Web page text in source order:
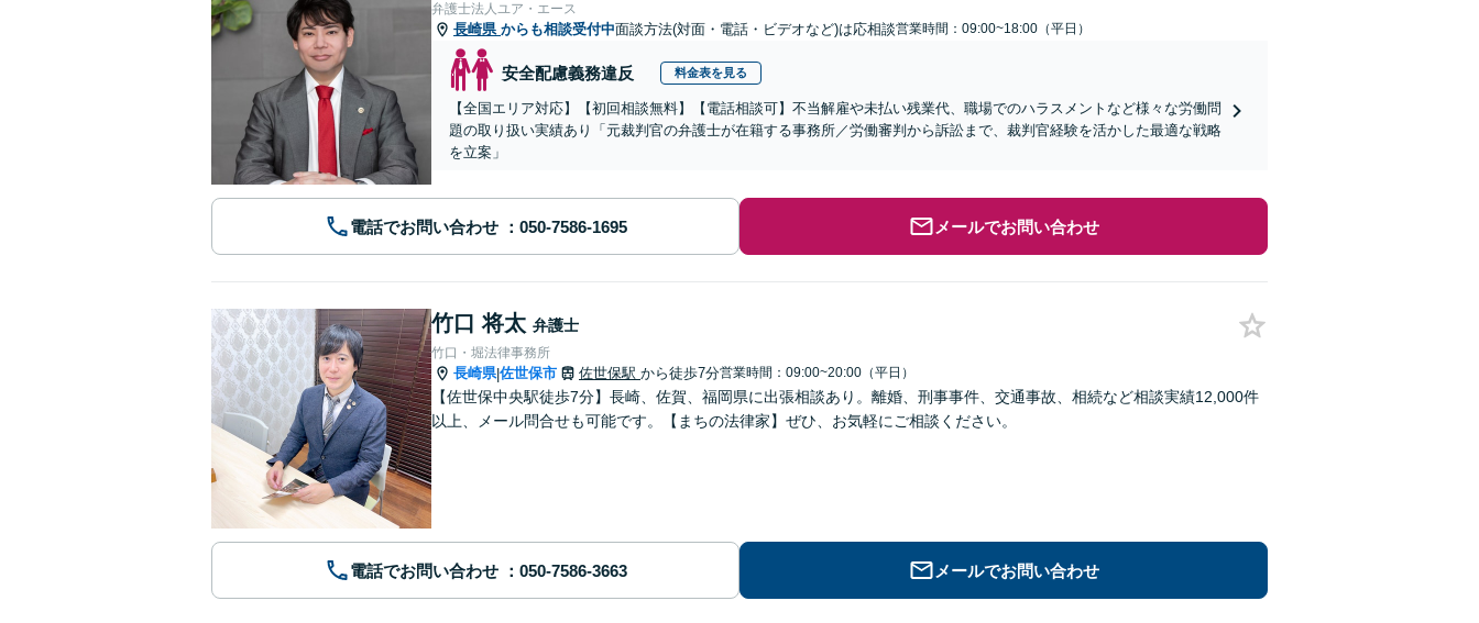
弁護士法人ユア・エース
長崎県 からも相談受付中面談方法(対面・電話・ビデオなど)は応相談営業時間：09:00~18:00（平日）
安全配慮義務違反 料金表を見る
【全国エリア対応】【初回相談無料】【電話相談可】不当解雇や未払い残業代、職場でのハラスメントなど様々な労働問
題の取り扱い実績あり「元裁判官の弁護士が在籍する事務所／労働審判から訴訟まで、裁判官経験を活かした最適な戦略
を立案」
電話でお問い合わせ メールでお問い合わせ
竹口 将太 弁護士
竹口・堀法律事務所
長崎県|佐世保市 佐世保駅 から徒歩7分営業時間：09:00~20:00（平日）
【佐世保中央駅徒歩7分】長崎、佐賀、福岡県に出張相談あり。離婚、刑事事件、交通事故、相続など相談実績12,000件
以上、メール問合せも可能です。【まちの法律家】ぜひ、お気軽にご相談ください。
電話でお問い合わせ メールでお問い合わせ